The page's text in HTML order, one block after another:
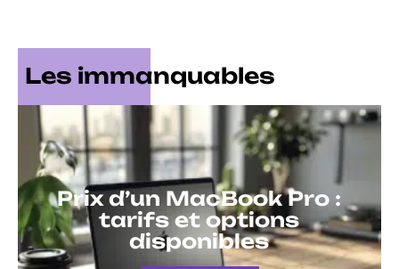
Les immanquables
Prix d’un MacBook Pro :
tarifs et options
disponibles